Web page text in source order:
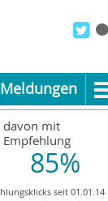
Meldungen
davon mit
Empfehlung
85%
seit 01.01.14